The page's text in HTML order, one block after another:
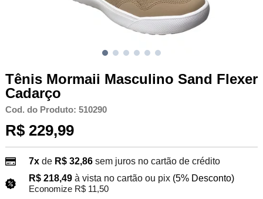
Tênis Mormaii Masculino Sand Flexer
Cadarço
Cod. do Produto: 510290
R$ 229,99
7xde R$ 32,86 sem juros no cartão de crédito
R$ 218,49 à vista no cartão ou pix (5% Desconto)
Economize R$ 11,50